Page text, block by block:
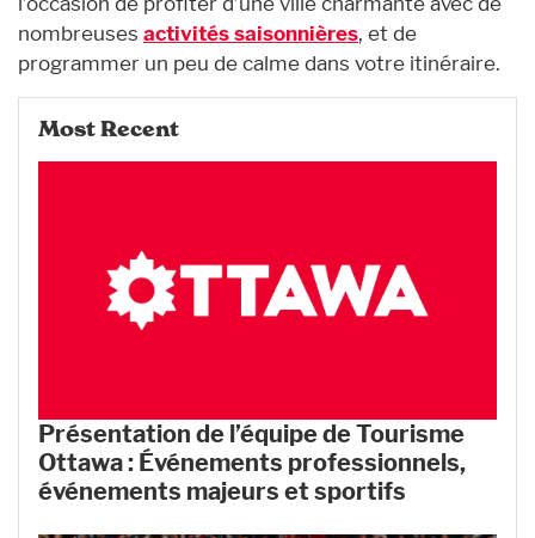
nombreuses activités saisonnières, et de
programmer un peu de calme dans votre itinéraire.
Most Recent
Présentation de l’équipe de Tourisme
Ottawa : Événements professionnels,
événements majeurs et sportifs